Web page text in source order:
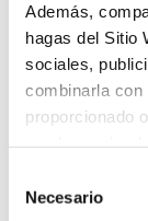
Además,
hagas del Sitio
sociales,
combinarla con
proporcionado
Necesario
SEO a